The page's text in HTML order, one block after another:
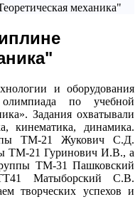
механика"
и оборудования
олимпиада по учебной
Задания охватывали
кинематика, динамика.
ТМ-21 Жукович С.Д.
ТМ-21 Гуринович И.В., а
ТМ-31 Пашковский
Матыборский С.В.
творческих успехов и